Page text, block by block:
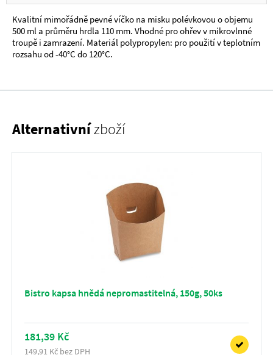
Kvalitní mimořádně pevné víčko na misku polévkovou o objemu
500 ml a průměru hrdla 110 mm. Vhodné pro ohřev v mikrovlnné
troupě i zamrazení. Materiál polypropylen: pro použití v teplotním
rozsahu od -40°C do 120°C.
Alternativnízboží
Bistro kapsa hnědá nepromastitelná, 150g, 50ks
181,39 Kč
149,91 Kč bez DPH